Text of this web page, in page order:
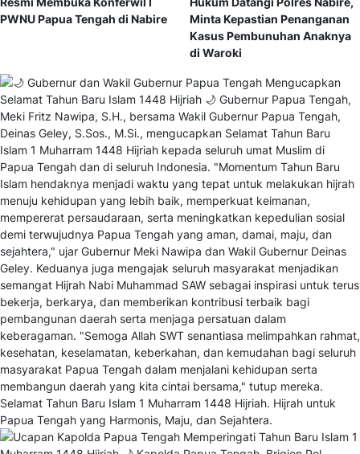
PWNU Papua Tengah di Nabire
Minta Kepastian Penanganan
Kasus Pembunuhan Anaknya
di Waroki